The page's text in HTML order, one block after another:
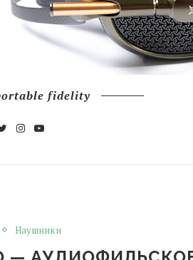
fidelity
Наушники